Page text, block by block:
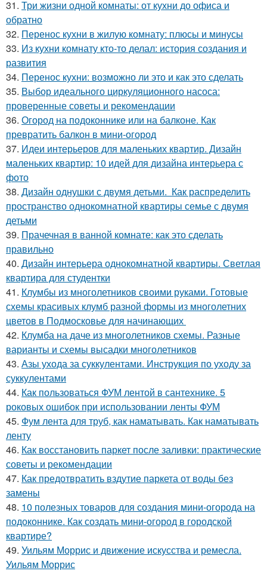
31. Три жизни одной комнаты: от кухни до офиса и
обратно
32. Перенос кухни в жилую комнату: плюсы и минусы
33. Из кухни комнату кто-то делал: история создания и
развития
34. Перенос кухни: возможно ли это и как это сделать
35. Выбор идеального циркуляционного насоса:
проверенные советы и рекомендации
36. Огород на подоконнике или на балконе. Как
превратить балкон в мини-огород
37. Идеи интерьеров для маленьких квартир. Дизайн
маленьких квартир: 10 идей для дизайна интерьера с
фото
38. Дизайн однушки с двумя детьми. Как распределить
пространство однокомнатной квартиры семье с двумя
детьми
39. Прачечная в ванной комнате: как это сделать
правильно
40. Дизайн интерьера однокомнатной квартиры. Светлая
квартира для студентки
41. Клумбы из многолетников своими руками. Готовые
схемы красивых клумб разной формы из многолетних
цветов в Подмосковье для начинающих
42. Клумба на даче из многолетников схемы. Разные
варианты и схемы высадки многолетников
43. Азы ухода за суккулентами. Инструкция по уходу за
суккулентами
44. Как пользоваться ФУМ лентой в сантехнике. 5
роковых ошибок при использовании ленты ФУМ
45. Фум лента для труб, как наматывать. Как наматывать
ленту
46. Как восстановить паркет после заливки: практические
советы и рекомендации
47. Как предотвратить вздутие паркета от воды без
замены
48. 10 полезных товаров для создания мини-огорода на
подоконнике. Как создать мини-огород в городской
квартире?
49. Уильям Моррис и движение искусства и ремесла.
Уильям Моррис